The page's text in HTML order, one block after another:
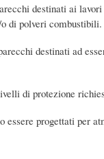
destinati ai
di polveri combustibili.
destinati ad
di protezione
essere progettati per